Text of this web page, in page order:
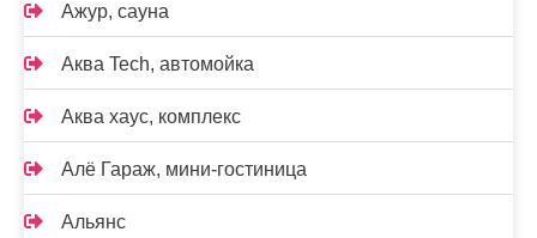
Ажур, сауна
Аква Tech, автомойка
Аква хаус, комплекс
Алё Гараж, мини-гостиница
Альянс